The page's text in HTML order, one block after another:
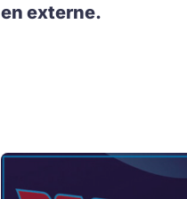
en externe.